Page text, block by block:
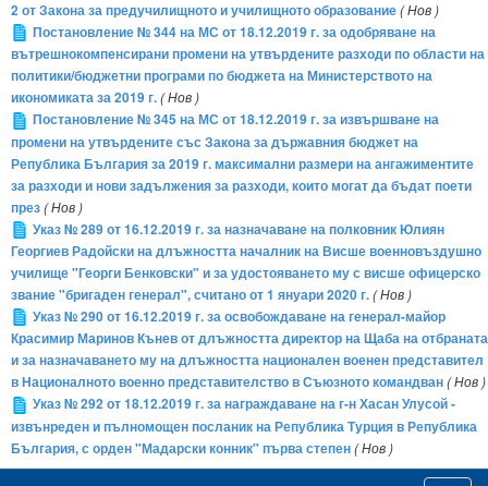
2 от Закона за предучилищното и училищното образование( Нов )
Постановление № 344 на МС от 18.12.2019 г. за одобряване на
вътрешнокомпенсирани промени на утвърдените разходи по области на
политики/бюджетни програми по бюджета на Министерството на
икономиката за 2019 г.( Нов )
Постановление № 345 на МС от 18.12.2019 г. за извършване на
промени на утвърдените със Закона за държавния бюджет на
Република България за 2019 г. максимални размери на ангажиментите
за разходи и нови задължения за разходи, които могат да бъдат поети
през( Нов )
Указ № 289 от 16.12.2019 г. за назначаване на полковник Юлиян
Георгиев Радойски на длъжността началник на Висше военновъздушно
училище "Георги Бенковски" и за удостояването му с висше офицерско
звание "бригаден генерал", считано от 1 януари 2020 г.( Нов )
Указ № 290 от 16.12.2019 г. за освобождаване на генерал-майор
Красимир Маринов Кънев от длъжността директор на Щаба на отбраната
и за назначаването му на длъжността национален военен представител
в Националното военно представителство в Съюзното командван( Нов )
Указ № 292 от 18.12.2019 г. за награждаване на г-н Хасан Улусой -
извънреден и пълномощен посланик на Република Турция в Република
България, с орден "Мадарски конник" първа степен( Нов )